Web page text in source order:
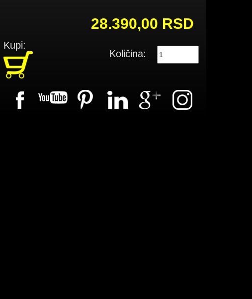
28.390,00 RSD
Kupi:
Količina: